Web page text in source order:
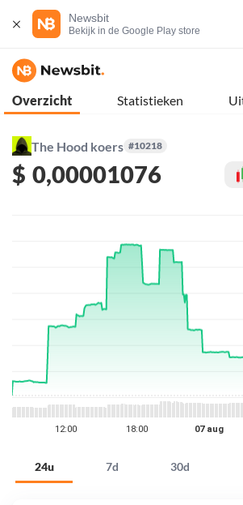
Newsbit
Bekijk in de Google Play store
Overzicht Statistieken
The Hood koers #10218
$ 0,00001076
24u 7d 30d